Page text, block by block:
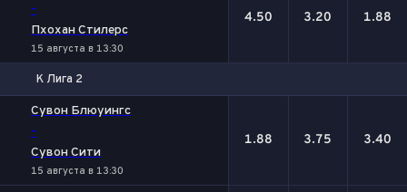
-
Пхохан Стилерс
15 августа в 13:30
4.50 3.20 1.88
K Лига 2
Сувон Блюуингс
-
Сувон Сити
15 августа в 13:30
1.88 3.75 3.40